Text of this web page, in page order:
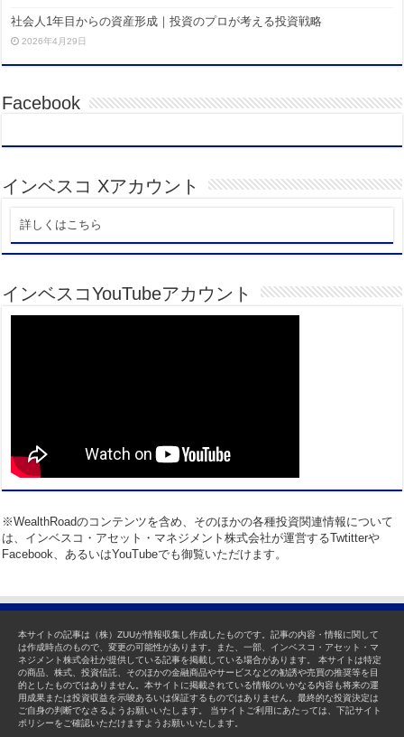
社会人1年目からの資産形成｜投資のプロが考える投資戦略
2026年4月29日
Facebook
インベスコ Xアカウント
詳しくはこちら
インベスコYouTubeアカウント
※WealthRoadのコンテンツを含め、そのほかの各種投資関連情報について
は、インベスコ・アセット・マネジメント株式会社が運営するTwtitterや
Facebook、あるいはYouTubeでも御覧いただけます。
本サイトの記事は（株）ZUUが情報収集し作成したものです。記事の内容・情報に関して
は作成時点のもので、変更の可能性があります。また、一部、インベスコ・アセット・マ
ネジメント株式会社が提供している記事を掲載している場合があります。 本サイトは特定
の商品、株式、投資信託、そのほかの金融商品やサービスなどの勧誘や売買の推奨等を目
的としたものではありません。本サイトに掲載されている情報のいかなる内容も将来の運
用成果または投資収益を示唆あるいは保証するものではありません。最終的な投資決定は
ご自身の判断でなさるようお願いいたします。 当サイトご利用にあたっては、下記サイト
ポリシーをご確認いただけますようお願いいたします。